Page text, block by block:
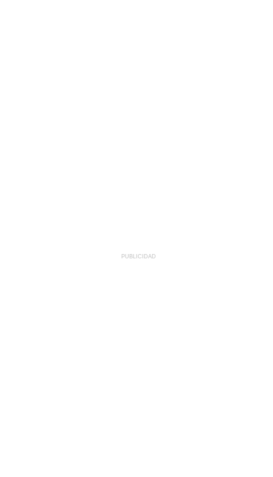
PUBLICIDAD